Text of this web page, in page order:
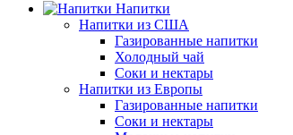
Напитки
Напитки из США
Газированные напитки
Холодный чай
Соки и нектары
Напитки из Европы
Газированные напитки
Соки и нектары